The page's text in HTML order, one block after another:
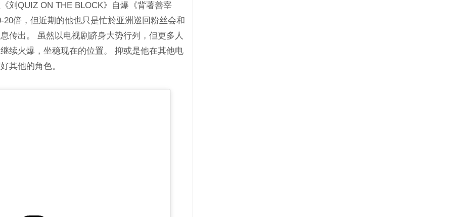
刘QUIZ ON THE BLOCK》自爆《背著善宰
倍，但近期的他也只是忙於亚洲巡回粉丝会和
传出。 虽然以电视剧跻身大势行列，但更多人
续火爆，坐稳现在的位置。 抑或是他在其他电
好其他的角色。